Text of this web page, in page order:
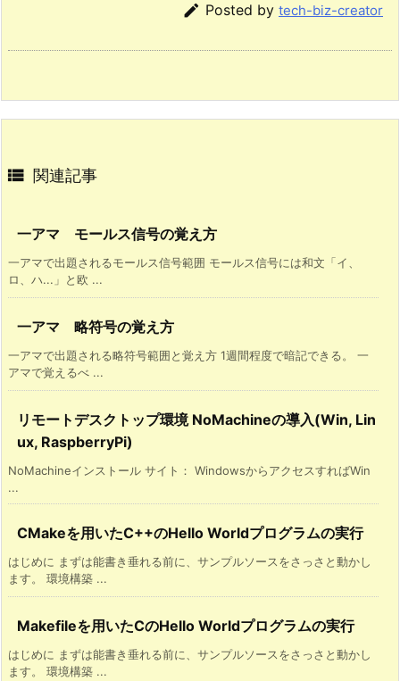
 Posted by tech-biz-creator
 関連記事
一アマ モールス信号の覚え方
一アマで出題されるモールス信号範囲 モールス信号には和文「イ、
ロ、ハ...」と欧 ...
一アマ 略符号の覚え方
一アマで出題される略符号範囲と覚え方 1週間程度で暗記できる。 一
アマで覚えるべ ...
リモートデスクトップ環境 NoMachineの導入(Win, Lin
ux, RaspberryPi)
NoMachineインストール サイト： WindowsからアクセスすればWin
...
CMakeを用いたC++のHello Worldプログラムの実行
はじめに まずは能書き垂れる前に、サンプルソースをさっさと動かし
ます。 環境構築 ...
Makefileを用いたCのHello Worldプログラムの実行
はじめに まずは能書き垂れる前に、サンプルソースをさっさと動かし
ます。 環境構築 ...